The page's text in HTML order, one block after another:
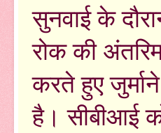
सुनवाई के
रोक की
करते हुए
है। सीबीआई